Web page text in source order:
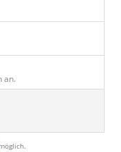
an.
möglich.